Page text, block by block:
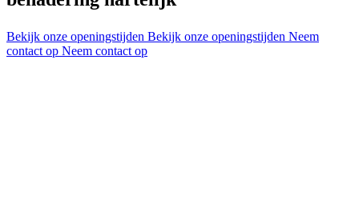
Bekijk onze openingstijden Bekijk onze openingstijden Neem
contact op Neem contact op